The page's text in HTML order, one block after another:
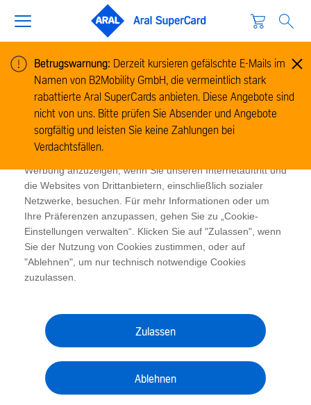
Cookie-Informationen
Wir verwenden Cookies, um Informationen zur Nutzung
unserer Website zu sammeln und zu analysieren und um
das Funktionieren der Website zu ermöglichen. Cookies
Werbung anzuzeigen, wenn Sie unseren Internetauftritt und
die Websites von Drittanbietern, einschließlich sozialer
Netzwerke, besuchen. Für mehr Informationen oder um
Ihre Präferenzen anzupassen, gehen Sie zu „Cookie-
Einstellungen verwalten“. Klicken Sie auf "Zulassen", wenn
Sie der Nutzung von Cookies zustimmen, oder auf
"Ablehnen", um nur technisch notwendige Cookies
zuzulassen.
Zulassen
Ablehnen
Betrugswarnung: Derzeit kursieren gefälschte E-Mails im
Namen von B2Mobility GmbH, die vermeintlich stark
rabattierte Aral SuperCards anbieten. Diese Angebote sind
nicht von uns. Bitte prüfen Sie Absender und Angebote
sorgfältig und leisten Sie keine Zahlungen bei
Verdachtsfällen.